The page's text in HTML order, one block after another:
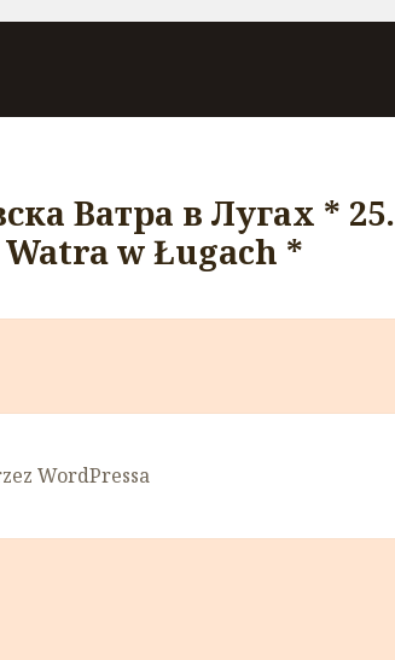
Ватра в Лугах * 25.
w Ługach *
WordPressa